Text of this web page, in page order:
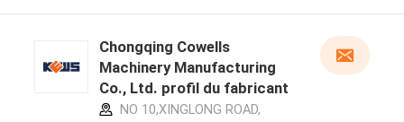
Chongqing Cowells
Machinery Manufacturing
Co., Ltd. profil du fabricant
NO 10,XINGLONG ROAD,